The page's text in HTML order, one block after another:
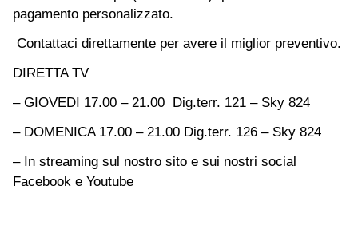
pagamento personalizzato.
Contattaci direttamente per avere il miglior preventivo.
DIRETTA TV
– GIOVEDI 17.00 – 21.00 Dig.terr. 121 – Sky 824
– DOMENICA 17.00 – 21.00 Dig.terr. 126 – Sky 824
– In streaming sul nostro sito e sui nostri social
Facebook e Youtube